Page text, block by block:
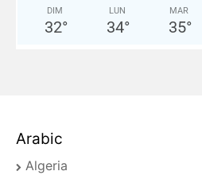
DIM
32°
LUN
34°
MAR
35°
Arabic
Algeria